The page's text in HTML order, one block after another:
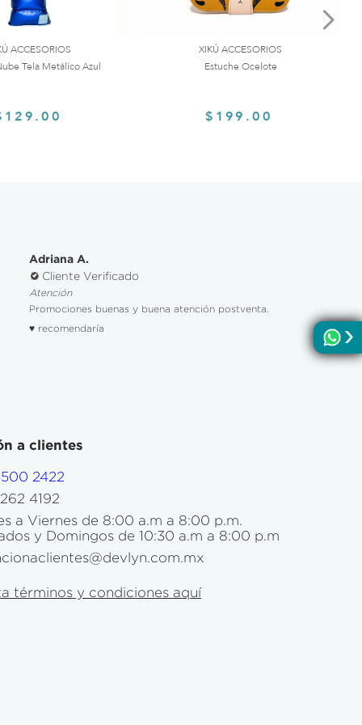
ACCESORIOS
Tela Metálico Azul
XIKÚ ACCESORIOS
Estuche Ocelote
$199.00
Adriana A.
Cliente Verificado
Atención
Promociones buenas y buena atención postventa.
♥ recomendaría
a clientes
2422
4192
a Viernes de 8:00 a.m a 8:00 p.m.
y Domingos de 10:30 a.m a 8:00 p.m
términos y condiciones aquí